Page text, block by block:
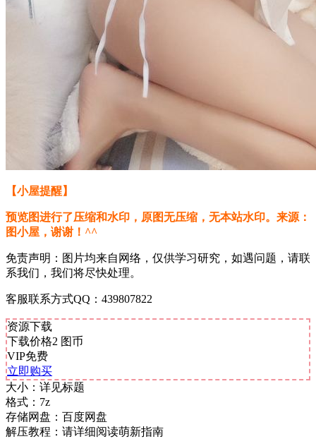
【小屋提醒】
预览图进行了压缩和水印，原图无压缩，无本站水印。来源：
图小屋，谢谢！^^
免责声明：图片均来自网络，仅供学习研究，如遇问题，请联
系我们，我们将尽快处理。
客服联系方式QQ：439807822
资源下载
下载价格2 图币
VIP免费
立即购买
大小： 详见标题
格式： 7z
存储网盘： 百度网盘
解压教程： 请详细阅读萌新指南